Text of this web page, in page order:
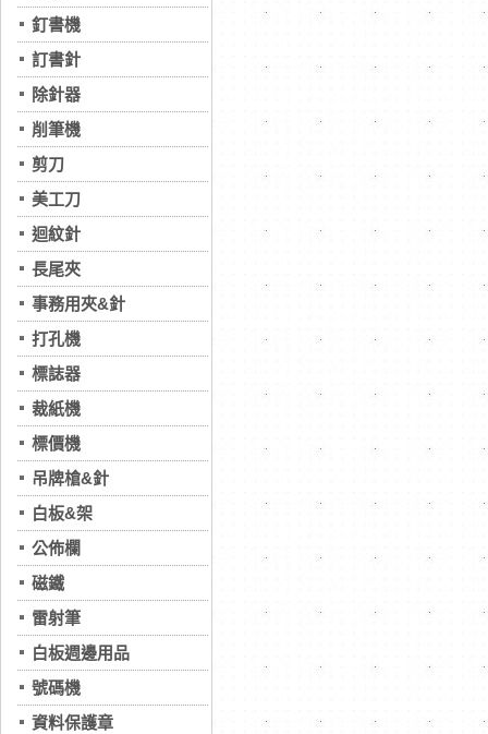
釘書機
訂書針
除針器
削筆機
剪刀
美工刀
迴紋針
長尾夾
事務用夾&針
打孔機
標誌器
裁紙機
標價機
吊牌槍&針
白板&架
公佈欄
磁鐵
雷射筆
白板週邊用品
號碼機
資料保護章